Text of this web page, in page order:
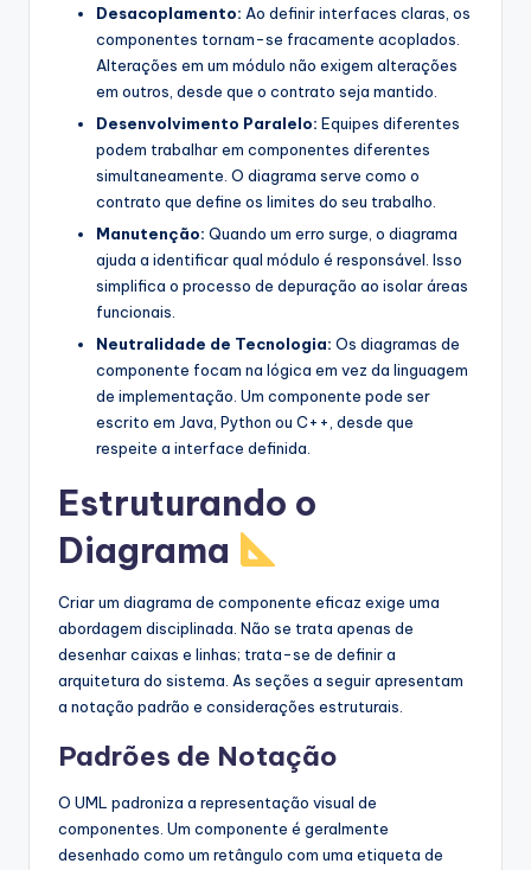
Desacoplamento: Ao definir interfaces claras, os
componentes tornam-se fracamente acoplados.
Alterações em um módulo não exigem alterações
em outros, desde que o contrato seja mantido.
Desenvolvimento Paralelo: Equipes diferentes
podem trabalhar em componentes diferentes
simultaneamente. O diagrama serve como o
contrato que define os limites do seu trabalho.
Manutenção: Quando um erro surge, o diagrama
ajuda a identificar qual módulo é responsável. Isso
simplifica o processo de depuração ao isolar áreas
funcionais.
Neutralidade de Tecnologia: Os diagramas de
componente focam na lógica em vez da linguagem
de implementação. Um componente pode ser
escrito em Java, Python ou C++, desde que
respeite a interface definida.
Estruturando o
Diagrama
Criar um diagrama de componente eficaz exige uma
abordagem disciplinada. Não se trata apenas de
desenhar caixas e linhas; trata-se de definir a
arquitetura do sistema. As seções a seguir apresentam
a notação padrão e considerações estruturais.
Padrões de Notação
O UML padroniza a representação visual de
componentes. Um componente é geralmente
desenhado como um retângulo com uma etiqueta de